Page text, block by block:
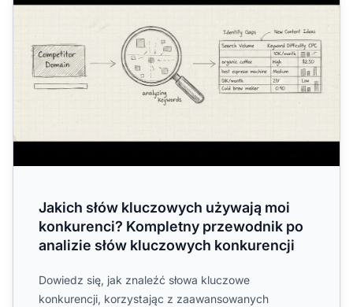
Jakich słów kluczowych używają moi
konkurenci? Kompletny przewodnik po
analizie słów kluczowych konkurencji
Dowiedz się, jak znaleźć słowa kluczowe
konkurencji, korzystając z zaawansowanych